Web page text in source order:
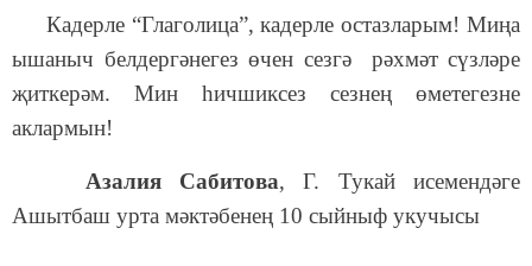
Кадерле “Глаголица”, кадерле остазларым! Миңа
ышаныч белдергәнегез өчен сезгә рәхмәт сүзләре
җиткерәм. Мин һичшиксез сезнең өметегезне
аклармын!
Азалия Сабитова, Г. Тукай исемендәге
Ашытбаш урта мәктәбенең 10 сыйныф укучысы